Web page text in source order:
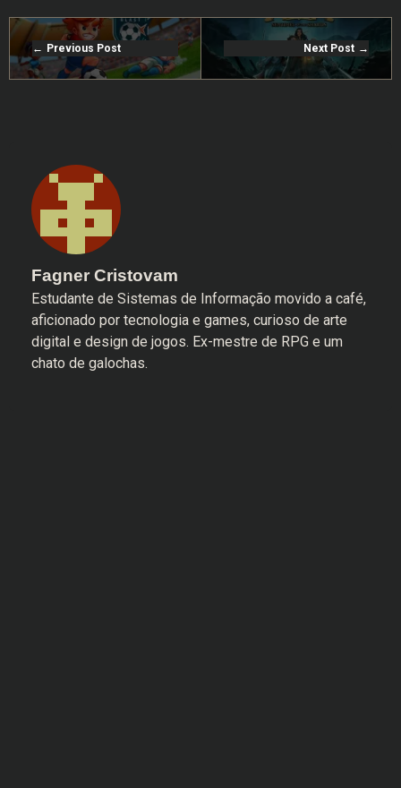
Previous Post Next Post
Fagner Cristovam
Estudante de Sistemas de Informação movido a café,
aficionado por tecnologia e games, curioso de arte
digital e design de jogos. Ex-mestre de RPG e um
chato de galochas.